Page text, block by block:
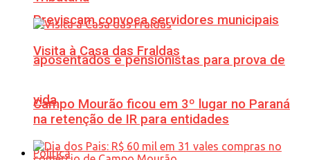
Previscam convoca servidores municipais
aposentados e pensionistas para prova de
vida
Política
Visita à Casa das Fraldas
Campo Mourão ficou em 3º lugar no Paraná
na retenção de IR para entidades